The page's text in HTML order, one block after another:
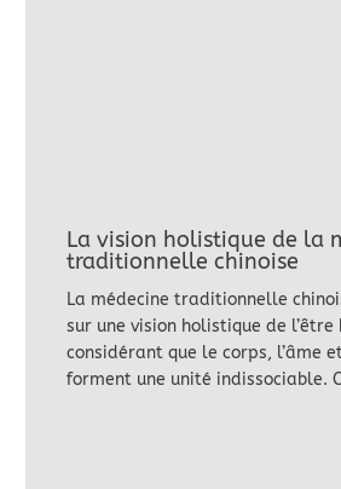
La vision holistique de la
traditionnelle chinoise
La médecine traditionnelle
sur une vision holistique de l’être
considérant que le corps, l’âme
forment une unité indissociable.